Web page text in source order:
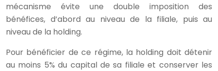
mécanisme évite une double imposition des
bénéfices, d’abord au niveau de la filiale, puis au
niveau de la holding.
Pour bénéficier de ce régime, la holding doit détenir
au moins 5% du capital de sa filiale et conserver les